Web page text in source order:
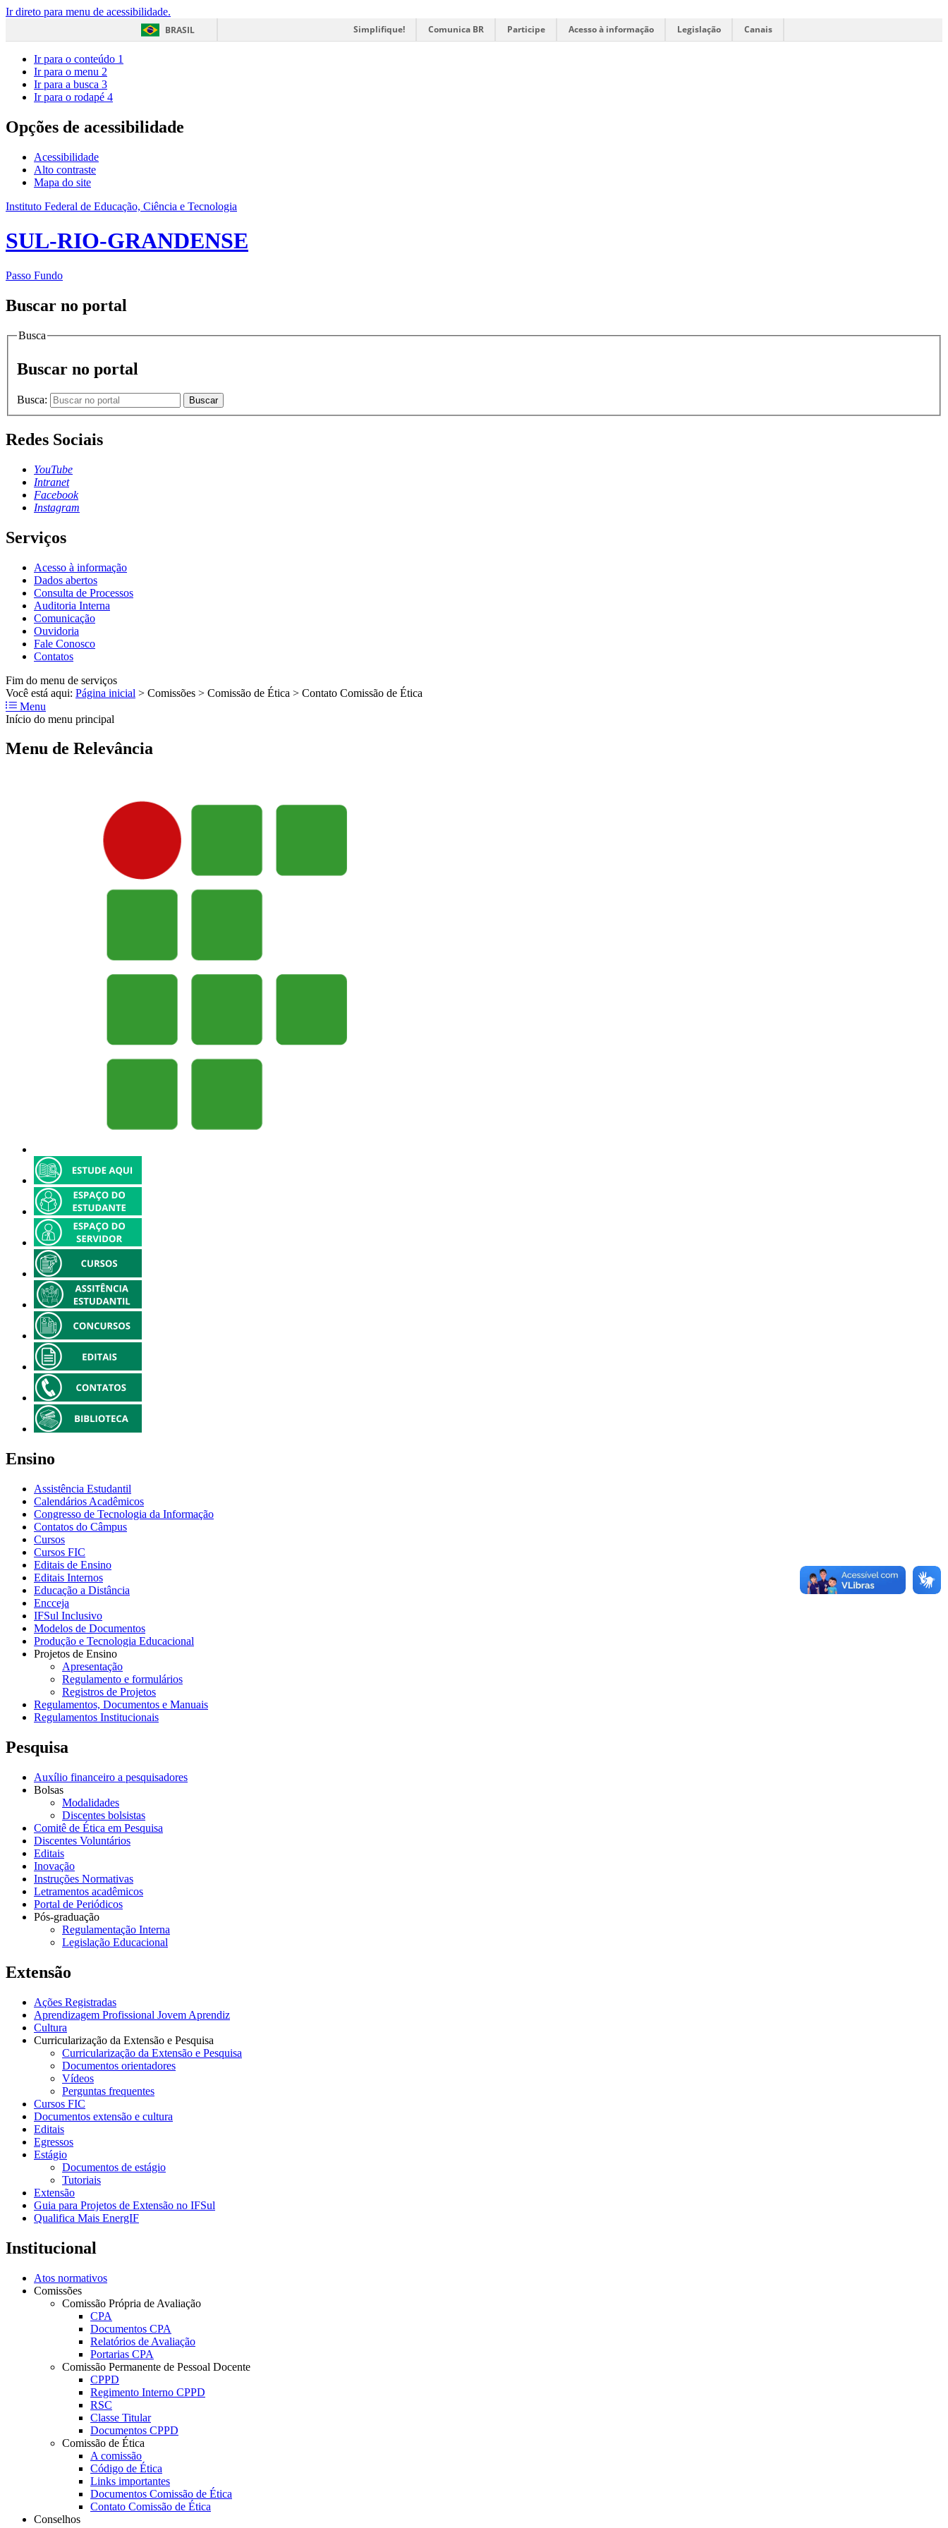
Ir direto para menu de acessibilidade.
BRASIL
Simplifique! Comunica BR Participe Acesso à informação Legislação Canais
Ir para o conteúdo 1
Ir para o menu 2
Ir para a busca 3
Ir para o rodapé 4
Opções de acessibilidade
Acessibilidade
Alto contraste
Mapa do site
Instituto Federal de Educação, Ciência e Tecnologia
SUL-RIO-GRANDENSE
Passo Fundo
Buscar no portal
Busca
Buscar no portal
Busca: Buscar
Redes Sociais
YouTube
Intranet
Facebook
Instagram
Serviços
Acesso à informação
Dados abertos
Consulta de Processos
Auditoria Interna
Comunicação
Ouvidoria
Fale Conosco
Contatos
Fim do menu de serviços
Você está aqui: Página inicial > Comissões > Comissão de Ética > Contato Comissão de Ética
Menu
Início do menu principal
Menu de Relevância
Ensino
Assistência Estudantil
Calendários Acadêmicos
Congresso de Tecnologia da Informação
Contatos do Câmpus
Cursos
Cursos FIC
Editais de Ensino
Editais Internos
Educação a Distância
Encceja
IFSul Inclusivo
Modelos de Documentos
Produção e Tecnologia Educacional
Projetos de Ensino
Apresentação
Regulamento e formulários
Registros de Projetos
Regulamentos, Documentos e Manuais
Regulamentos Institucionais
Pesquisa
Auxílio financeiro a pesquisadores
Bolsas
Modalidades
Discentes bolsistas
Comitê de Ética em Pesquisa
Discentes Voluntários
Editais
Inovação
Instruções Normativas
Letramentos acadêmicos
Portal de Periódicos
Pós-graduação
Regulamentação Interna
Legislação Educacional
Extensão
Ações Registradas
Aprendizagem Profissional Jovem Aprendiz
Cultura
Curricularização da Extensão e Pesquisa
Curricularização da Extensão e Pesquisa
Documentos orientadores
Vídeos
Perguntas frequentes
Cursos FIC
Documentos extensão e cultura
Editais
Egressos
Estágio
Documentos de estágio
Tutoriais
Extensão
Guia para Projetos de Extensão no IFSul
Qualifica Mais EnergIF
Institucional
Atos normativos
Comissões
Comissão Própria de Avaliação
CPA
Documentos CPA
Relatórios de Avaliação
Portarias CPA
Comissão Permanente de Pessoal Docente
CPPD
Regimento Interno CPPD
RSC
Classe Titular
Documentos CPPD
Comissão de Ética
A comissão
Código de Ética
Links importantes
Documentos Comissão de Ética
Contato Comissão de Ética
Conselhos